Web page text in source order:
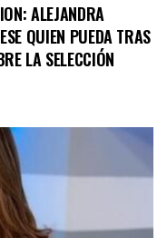
ALEJANDRA
QUIEN PUEDA TRAS
LA SELECCIÓN